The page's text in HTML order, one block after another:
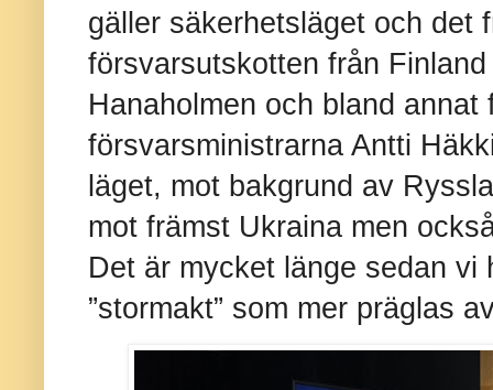
gäller säkerhetsläget och det
försvarsutskotten från
Hanaholmen och bland
försvarsministrarna Antti
läget, mot bakgrund av
mot främst Ukraina men
Det är mycket länge sedan vi
”stormakt” som mer präglas